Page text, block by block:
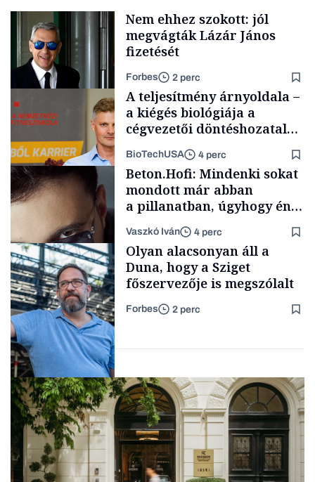
Politika
Nem ehhez szokott: jól
megvágták Lázár János
fizetését
Forbes 2 perc
Content Lab HUB
A teljesítmény árnyoldala –
a kiégés biológiája a
cégvezetői döntéshozatal
BioTechUSA 4 perc
Forbes-sztori
Beton.Hofi: Mindenki sokat
mondott már abban
a pillanatban, úgyhogy én
a legsarkosabb
gondolataimat akartam
kimondani
Vaszkó Iván 4 perc
Társadalom
Olyan alacsonyan áll a
Duna, hogy a Sziget
főszervezője is megszólalt
Forbes 2 perc